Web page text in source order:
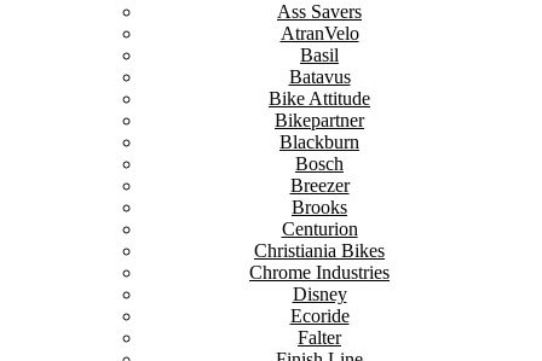
Ass Savers
AtranVelo
Basil
Batavus
Bike Attitude
Bikepartner
Blackburn
Bosch
Breezer
Brooks
Centurion
Christiania Bikes
Chrome Industries
Disney
Ecoride
Falter